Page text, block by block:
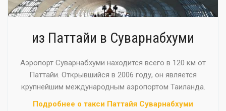
из Паттайи в Суварнабхуми
Аэропорт Суварнабхуми находится всего в 120 км от
Паттайи. Открывшийся в 2006 году, он является
крупнейшим международным аэропортом Таиланда.
Подробнее о такси Паттайя Суварнабхуми